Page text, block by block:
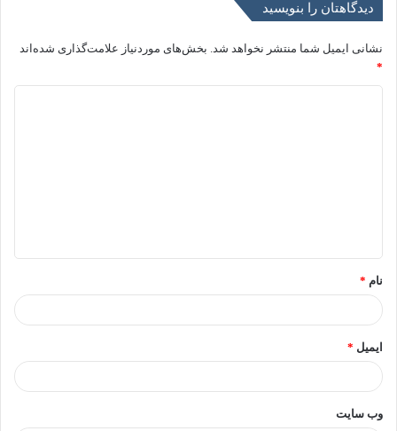
دیدگاهتان را بنویسید
نشانی ایمیل شما منتشر نخواهد شد. بخش‌های موردنیاز علامت‌گذاری شده‌اند
*
*
نام *
ایمیل *
وب‌ سایت